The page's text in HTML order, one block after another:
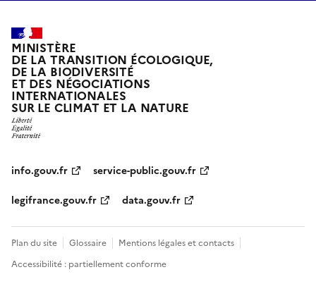
MINISTÈRE
DE LA TRANSITION ÉCOLOGIQUE,
DE LA BIODIVERSITÉ
ET DES NÉGOCIATIONS
INTERNATIONALES
SUR LE CLIMAT ET LA NATURE
info.gouv.fr
service-public.gouv.fr
legifrance.gouv.fr
data.gouv.fr
Plan du site Glossaire
Mentions légales et contacts
Accessibilité : partiellement conforme